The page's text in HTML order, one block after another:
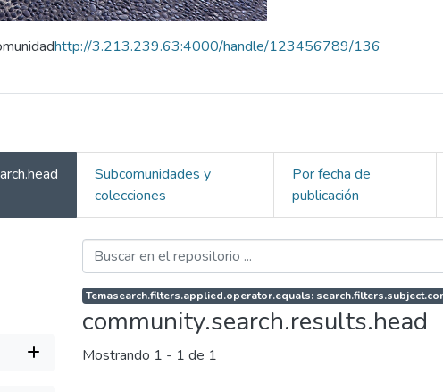
http://3.213.239.63:4000/handle/123456789/136
Subcomunidades y
colecciones
Por fecha de
publicación
Temasearch.filters.applied.operator.equals:
community.search.results.head
Mostrando 1 - 1 de 1